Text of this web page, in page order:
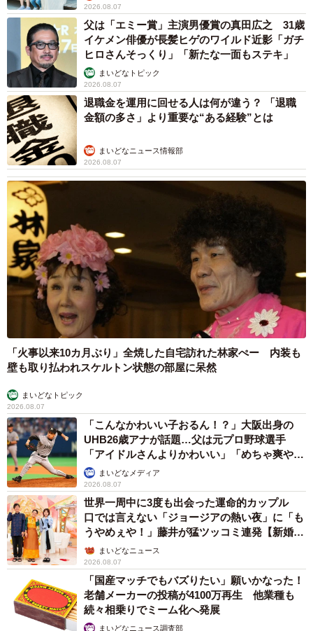
2026.08.07
父は「エミー賞」主演男優賞の真田広之 31歳
イケメン俳優が長髪ヒゲのワイルド近影「ガチ
ヒロさんそっくり」「新たな一面もステキ」
まいどなトピック
2026.08.07
退職金を運用に回せる人は何が違う？ 「退職
金額の多さ」より重要な“ある経験”とは
まいどなニュース情報部
2026.08.07
「火事以来10カ月ぶり」全焼した自宅訪れた林家ぺー 内装も
壁も取り払われスケルトン状態の部屋に呆然
まいどなトピック
2026.08.07
「こんなかわいい子おるん！？」大阪出身の
UHB26歳アナが話題…父は元プロ野球選手
「アイドルさんよりかわいい」「めちゃ爽や
か」まいどなメディア
2026.08.07
世界一周中に3度も出会った運命的カップル
口では言えない「ジョージアの熱い夜」に「も
うやめぇや！」藤井が猛ツッコミ連発【新婚さ
ん】まいどなニュース
2026.08.07
「国産マッチでもバズりたい」願いかなった！
老舗メーカーの投稿が4100万再生 他業種も
続々相乗りでミーム化へ発展
まいどなニュース調査部